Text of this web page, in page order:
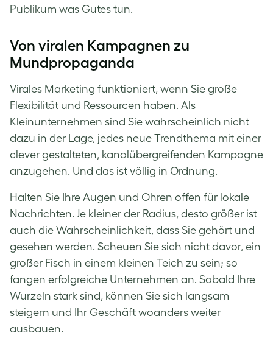
Publikum was Gutes tun.
Von viralen Kampagnen zu
Mundpropaganda
Virales Marketing funktioniert, wenn Sie große
Flexibilität und Ressourcen haben. Als
Kleinunternehmen sind Sie wahrscheinlich nicht
dazu in der Lage, jedes neue Trendthema mit einer
clever gestalteten, kanalübergreifenden Kampagne
anzugehen. Und das ist völlig in Ordnung.
Halten Sie Ihre Augen und Ohren offen für lokale
Nachrichten. Je kleiner der Radius, desto größer ist
auch die Wahrscheinlichkeit, dass Sie gehört und
gesehen werden. Scheuen Sie sich nicht davor, ein
großer Fisch in einem kleinen Teich zu sein; so
fangen erfolgreiche Unternehmen an. Sobald Ihre
Wurzeln stark sind, können Sie sich langsam
steigern und Ihr Geschäft woanders weiter
ausbauen.